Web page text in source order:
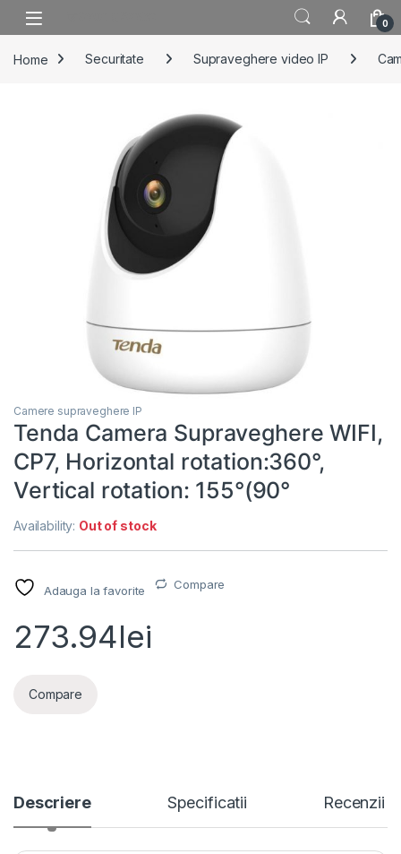
Skip to navigation
Skip to content
0
Home Securitate Supraveghere video IP
Camere supraveghere IP
Tenda Camera Supraveghere WIFI,
CP7, Horizontal rotation:360°,
Vertical rotation: 155°(90°
Availability: Out of stock
Adauga la favorite Compare
273.94lei
Compare
Descriere Specificatii Recenzii